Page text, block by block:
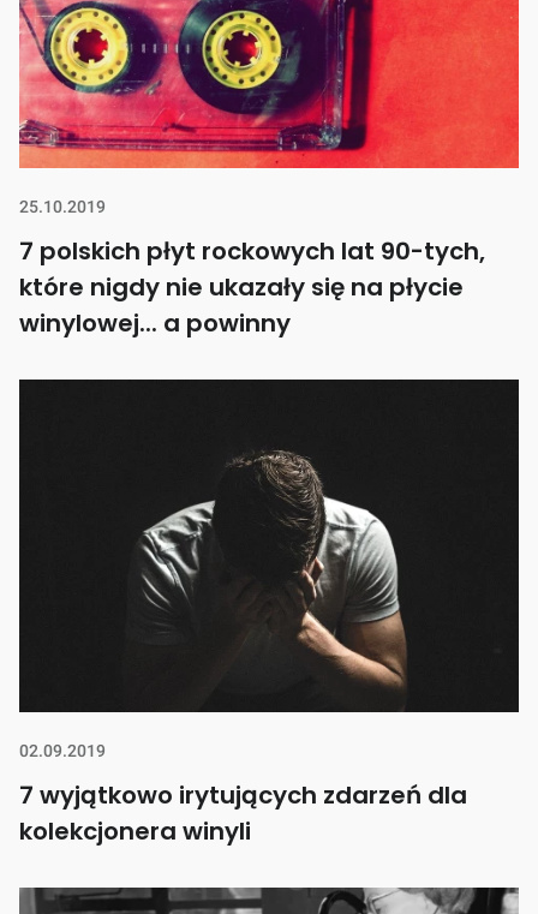
25.10.2019
7 polskich płyt rockowych lat 90-tych,
które nigdy nie ukazały się na płycie
winylowej... a powinny
02.09.2019
7 wyjątkowo irytujących zdarzeń dla
kolekcjonera winyli